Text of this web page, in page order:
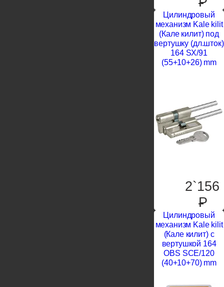
Цилиндровый
механизм Kale kilit
(Кале килит) под
вертушку (дл.шток)
164 SX/91
(55+10+26) mm
2`156
P
Цилиндровый
механизм Kale kilit
(Кале килит) с
вертушкой 164
OBS SCE/120
(40+10+70) mm